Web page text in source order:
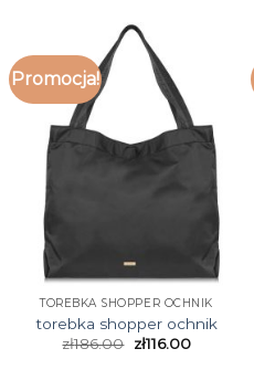
Promocja!
TOREBKA SHOPPER OCHNIK
torebka shopper ochnik
zł186.00 zł116.00